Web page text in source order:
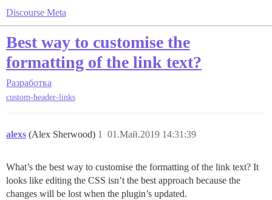
Discourse Meta
Best way to customise the
formatting of the link text?
Разработка
custom-header-links
alexs (Alex Sherwood) 01.Май.2019 14:31:39
1
What’s the best way to customise the formatting of the link text? It
looks like editing the CSS isn’t the best approach because the
changes will be lost when the plugin’s updated.